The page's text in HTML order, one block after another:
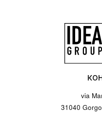
via
31040